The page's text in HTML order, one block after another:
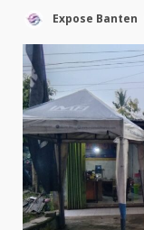
Expose Banten